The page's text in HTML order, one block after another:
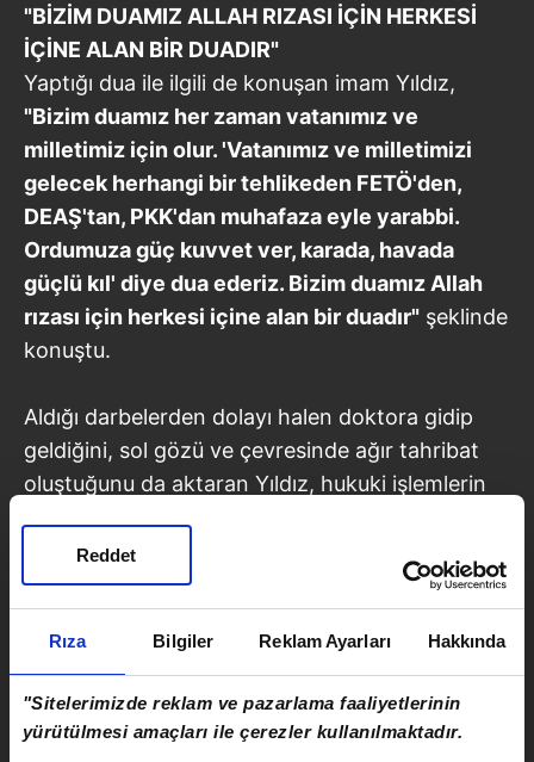
Rıza Bilgiler Reklam Ayarları Hakkında
"Sitelerimizde reklam ve pazarlama faaliyetlerinin
yürütülmesi amaçları ile çerezler kullanılmaktadır.
Reddet
"BİZİM DUAMIZ ALLAH RIZASI İÇİN HERKESİ
İÇİNE ALAN BİR DUADIR"
Yaptığı dua ile ilgili de konuşan imam Yıldız,
"Bizim duamız her zaman vatanımız ve
milletimiz için olur. 'Vatanımız ve milletimizi
gelecek herhangi bir tehlikeden FETÖ'den,
DEAŞ'tan, PKK'dan muhafaza eyle yarabbi.
Ordumuza güç kuvvet ver, karada, havada
güçlü kıl' diye dua ederiz. Bizim duamız Allah
rızası için herkesi içine alan bir duadır" şeklinde
konuştu.
Aldığı darbelerden dolayı halen doktora gidip
geldiğini, sol gözü ve çevresinde ağır tahribat
oluştuğunu da aktaran Yıldız, hukuki işlemlerin